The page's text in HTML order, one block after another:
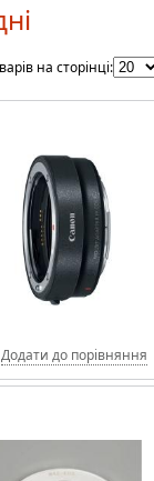
на сторінці:
Додати до порівняння